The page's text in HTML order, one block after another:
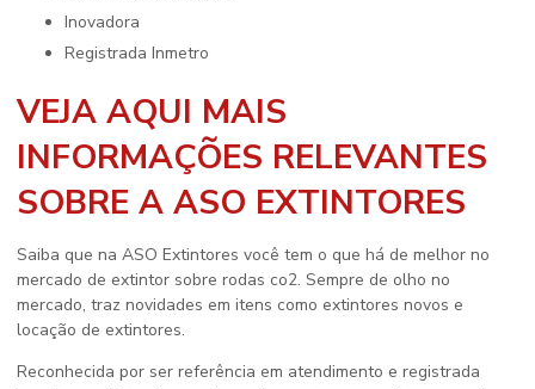
inovadora
registrada Inmetro
VEJA AQUI MAIS
INFORMAÇÕES RELEVANTES
SOBRE A ASO EXTINTORES
Saiba que na ASO Extintores você tem o que há de melhor no
mercado de extintor sobre rodas co2. Sempre de olho no
mercado, traz novidades em itens como extintores novos e
locação de extintores.
Reconhecida por ser referência em atendimento e registrada